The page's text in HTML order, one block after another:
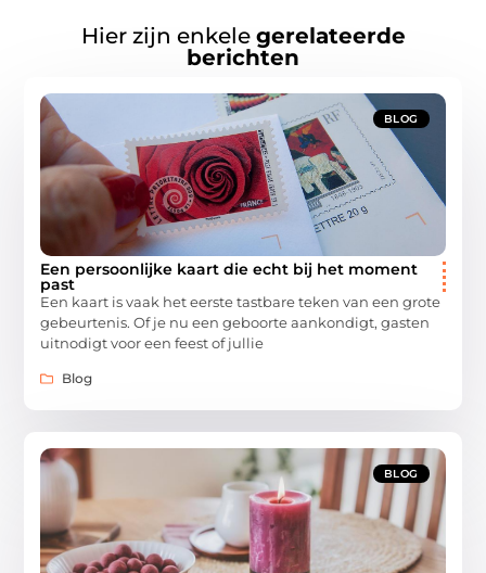
Hier zijn enkele gerelateerde
berichten
BLOG
Een persoonlijke kaart die echt bij het moment
past
Een kaart is vaak het eerste tastbare teken van een grote
gebeurtenis. Of je nu een geboorte aankondigt, gasten
uitnodigt voor een feest of jullie
Blog
BLOG